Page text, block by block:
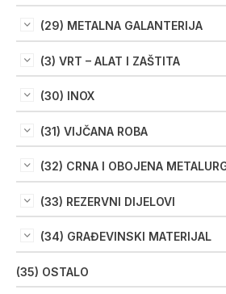
(29) METALNA GALANTERIJA
(3) VRT – ALAT I ZAŠTITA
(30) INOX
(31) VIJČANA ROBA
(32) CRNA I OBOJENA
(33) REZERVNI DIJELOVI
(34) GRAĐEVINSKI MATERIJAL
(35) OSTALO